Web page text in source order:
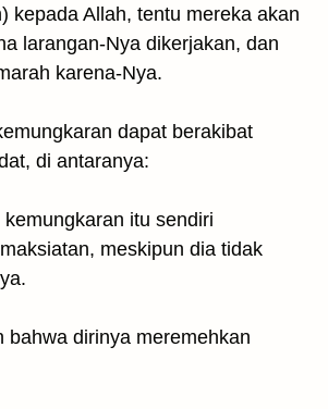
kepada Allah, tentu mereka akan
larangan-Nya dikerjakan, dan
karena-Nya.
dapat berakibat
di antaranya:
itu sendiri
meskipun dia tidak
bahwa dirinya meremehkan